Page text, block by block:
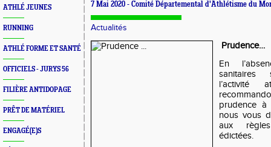
ATHLÉ JEUNES
RUNNING
ATHLÉ FORME ET SANTÉ
OFFICIELS - JURYS 56
FILIÈRE ANTIDOPAGE
PRÊT DE MATÉRIEL
ENGAGÉ(E)S
7 Mai 2020 - Comité Départemental d'Athlétisme du
Actualités
Prudence…
En
sanitaires
l’activité
prudence
nous vous
aux
édictées.